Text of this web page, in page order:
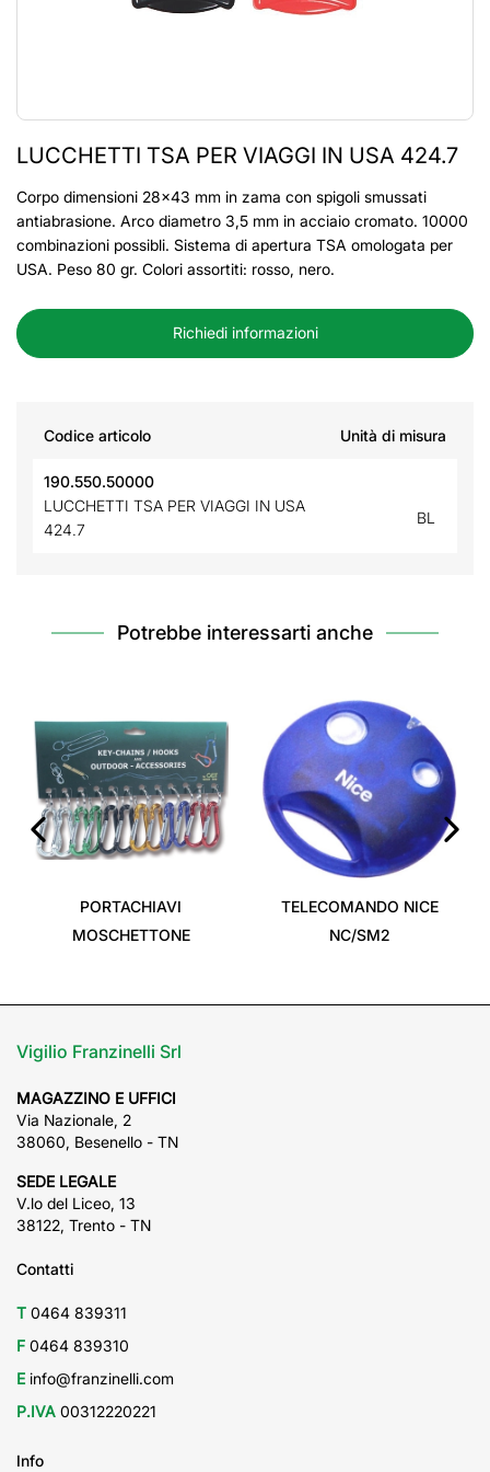
LUCCHETTI TSA PER VIAGGI IN USA 424.7
Corpo dimensioni 28x43 mm in zama con spigoli smussati
antiabrasione. Arco diametro 3,5 mm in acciaio cromato. 10000
combinazioni possibli. Sistema di apertura TSA omologata per
USA. Peso 80 gr. Colori assortiti: rosso, nero.
Richiedi informazioni
Codice articolo Unità di misura
190.550.50000
LUCCHETTI TSA PER VIAGGI IN USA
424.7
BL
Potrebbe interessarti anche
PORTACHIAVI
MOSCHETTONE
TELECOMANDO NICE
NC/SM2
Vigilio Franzinelli Srl
MAGAZZINO E UFFICI
Via Nazionale, 2
38060, Besenello - TN
SEDE LEGALE
V.lo del Liceo, 13
38122, Trento - TN
Contatti
T 0464 839311
F 0464 839310
E info@franzinelli.com
P.IVA 00312220221
Info